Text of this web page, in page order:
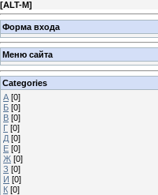
[ALT-M]
Форма входа
Меню сайта
Categories
А [0]
Б [0]
В [0]
Г [0]
Д [0]
Е [0]
Ж [0]
З [0]
И [0]
К [0]